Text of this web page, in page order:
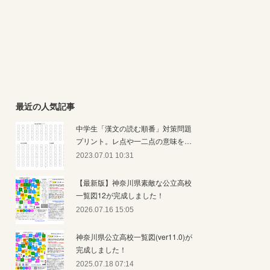
最近の人気記事
中学生「漢文の読む順番」対策問題
プリント。レ点や一二点の意味を…
2023.07.01 10:31
【最新版】神奈川県素敵な公立高校
一覧図12が完成しました！
2026.07.16 15:05
神奈川県公立高校一覧図(ver11.0)が
完成しました！
2025.07.18 07:14